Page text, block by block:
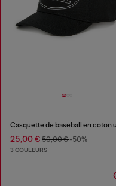
Casquette de baseball en coton
25,00 € 50,00 €-50%
3 COULEURS